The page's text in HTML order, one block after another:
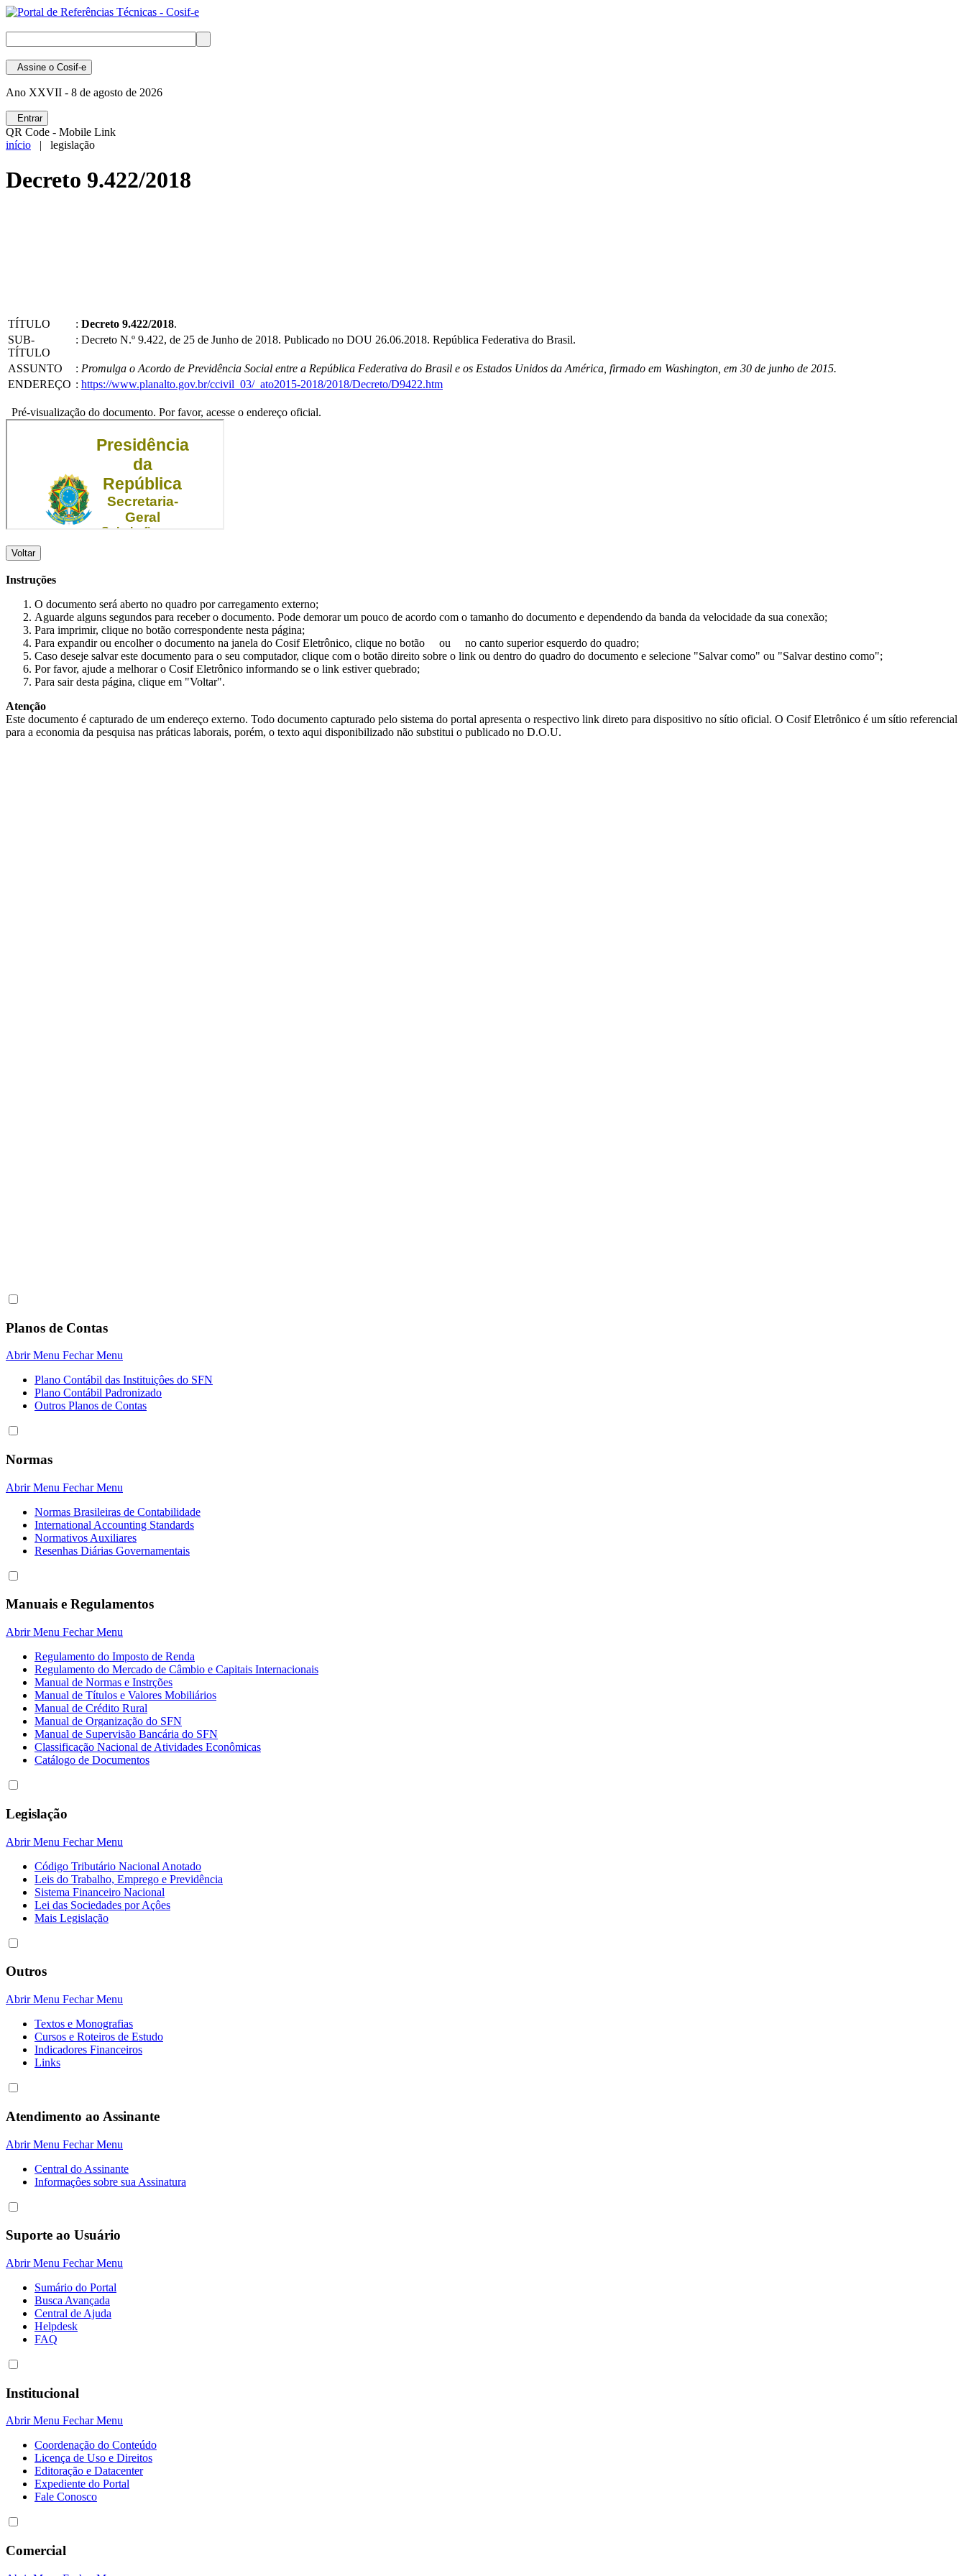
Assine o Cosif-e
Ano XXVII - 8 de agosto de 2026
Entrar
QR Code - Mobile Link
início | legislação
Decreto 9.422/2018
TÍTULO : Decreto 9.422/2018.
SUB-
TÍTULO
: Decreto N.º 9.422, de 25 de Junho de 2018. Publicado no DOU 26.06.2018. República Federativa do Brasil.
ASSUNTO : Promulga o Acordo de Previdência Social entre a República Federativa do Brasil e os Estados Unidos da América, firmado em Washington, em 30 de junho de 2015.
ENDEREÇO : https://www.planalto.gov.br/ccivil_03/_ato2015-2018/2018/Decreto/D9422.htm
Pré-visualização do documento. Por favor, acesse o endereço oficial.
Voltar
Instruções
O documento será aberto no quadro por carregamento externo;
Aguarde alguns segundos para receber o documento. Pode demorar um pouco de acordo com o tamanho do documento e dependendo da banda da velocidade da sua conexão;
Para imprimir, clique no botão correspondente nesta página;
Para expandir ou encolher o documento na janela do Cosif Eletrônico, clique no botão
ou
no canto superior esquerdo do quadro;
Caso deseje salvar este documento para o seu computador, clique com o botão direito sobre o link ou dentro do quadro do documento e selecione "Salvar como" ou "Salvar destino como";
Por favor, ajude a melhorar o Cosif Eletrônico informando se o link estiver quebrado;
Para sair desta página, clique em "Voltar".
Atenção
Este documento é capturado de um endereço externo. Todo documento capturado pelo sistema do portal apresenta o respectivo link direto para dispositivo no sítio oficial. O Cosif Eletrônico é um sítio referencial
para a economia da pesquisa nas práticas laborais, porém, o texto aqui disponibilizado não substitui o publicado no D.O.U.
Planos de Contas
Abrir Menu Fechar Menu
Plano Contábil das Instituiçôes do SFN
Plano Contábil Padronizado
Outros Planos de Contas
Normas
Abrir Menu Fechar Menu
Normas Brasileiras de Contabilidade
International Accounting Standards
Normativos Auxiliares
Resenhas Diárias Governamentais
Manuais e Regulamentos
Abrir Menu Fechar Menu
Regulamento do Imposto de Renda
Regulamento do Mercado de Câmbio e Capitais Internacionais
Manual de Normas e Instrções
Manual de Títulos e Valores Mobiliários
Manual de Crédito Rural
Manual de Organização do SFN
Manual de Supervisão Bancária do SFN
Classificação Nacional de Atividades Econômicas
Catálogo de Documentos
Legislação
Abrir Menu Fechar Menu
Código Tributário Nacional Anotado
Leis do Trabalho, Emprego e Previdência
Sistema Financeiro Nacional
Lei das Sociedades por Açôes
Mais Legislação
Outros
Abrir Menu Fechar Menu
Textos e Monografias
Cursos e Roteiros de Estudo
Indicadores Financeiros
Links
Atendimento ao Assinante
Abrir Menu Fechar Menu
Central do Assinante
Informaçôes sobre sua Assinatura
Suporte ao Usuário
Abrir Menu Fechar Menu
Sumário do Portal
Busca Avançada
Central de Ajuda
Helpdesk
FAQ
Institucional
Abrir Menu Fechar Menu
Coordenação do Conteúdo
Licença de Uso e Direitos
Editoração e Datacenter
Expediente do Portal
Fale Conosco
Comercial